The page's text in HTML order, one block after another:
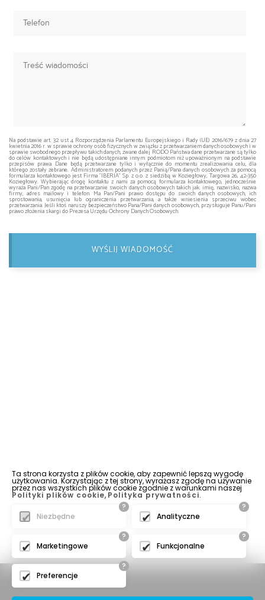
Na podstawie art. 32 ust 4 Rozporządzenia Parlamentu Europejskiego i Rady (UE) 2016/679 z dnia 27
kwietnia 2016 r. w sprawie ochrony osób fizycznych w związku z przetwarzaniem danych osobowych i w
sprawie swobodnego przepływu takich danych, zwane dalej RODO Państwa dane przetwarzane są tylko
do celów kontaktowych i nie będą udostępniane innym podmiotom niż upoważnionym na podstawie
przepisów prawa. Dane będą przetwarzane tylko i wyłącznie do momentu zrealizowania celu, dla
którego zostały zebrane. Administratorem podanych przez Panią/Pana danych osobowych za pomocą
formularza kontaktowego jest Firma "IBERIA" Sp. z o.o. z siedzibą w Koziegłowy, Targowa 26, 42-350
Koziegłowy. Wybierając drogę kontaktu z nami za pomocą formularza kontaktowego, jednocześnie
wyraża Pani/Pan zgodę na przetwarzanie swoich danych osobowych takich jak: imię, nazwisko, nazwa
firmy, adres mailowy i telefon. Ma Pan/Pani prawo dostępu do swoich danych osobowych, ich
sprostowania, usunięcia lub ograniczenia przetwarzania, a także wniesienia sprzeciwu wobec
przetwarzania. Jeśli ktoś naruszy bezpieczeństwo Pana/Pani danych osobowych, przysługuje Panu/Pani
prawo złożenia skargi do Prezesa Urzędu Ochrony Danych Osobowych.
WYŚLIJ WIADOMOŚĆ
Ta strona korzysta z plików cookie, aby zapewnić lepszą wygodę
użytkowania. Korzystając z tej strony, wyrażasz zgodę na używanie
przez nas wszystkich plików cookie zgodnie z warunkami naszej
Polityki plików cookie, Polityka prywatności.
?
Niezbędne
?
Analityczne
?
Marketingowe
?
Funkcjonalne
?
Preferencje